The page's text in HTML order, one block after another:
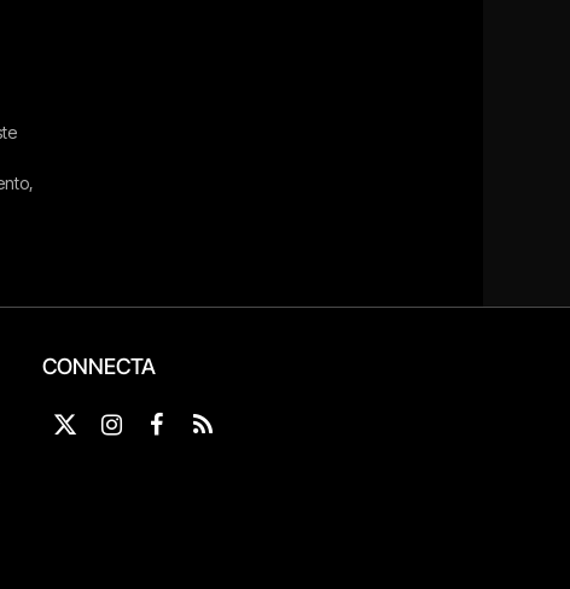
CONNECTA
X
InstagramFacebook
RSS